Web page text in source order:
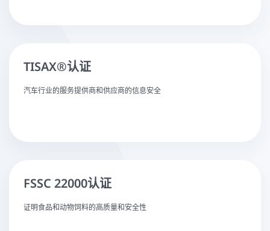
TISAX®认证
汽车行业的服务提供商和供应商的信息安全
FSSC 22000认证
证明食品和动物饲料的高质量和安全性